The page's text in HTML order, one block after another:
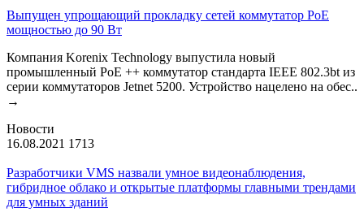
Выпущен упрощающий прокладку сетей коммутатор PoE
мощностью до 90 Вт
Компания Korenix Technology выпустила новый
промышленный PoE ++ коммутатор стандарта IEEE 802.3bt из
серии коммутаторов Jetnet 5200. Устройство нацелено на обес..
→
Новости
16.08.2021 1713
Разработчики VMS назвали умное видеонаблюдения,
гибридное облако и открытые платформы главными трендами
для умных зданий